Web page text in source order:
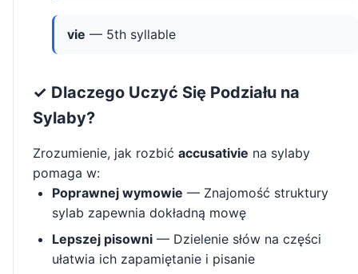
vie — 5th syllable
✓ Dlaczego Uczyć Się Podziału na
Sylaby?
Zrozumienie, jak rozbić accusativie na sylaby
pomaga w:
Poprawnej wymowie — Znajomość struktury
sylab zapewnia dokładną mowę
Lepszej pisowni — Dzielenie słów na części
ułatwia ich zapamiętanie i pisanie